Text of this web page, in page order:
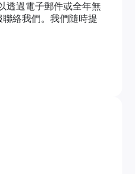
透過電子郵件或全年無
絡我們。我們隨時提